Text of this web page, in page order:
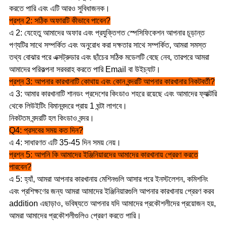
করতে পারি এবং এটি আরও সুবিধাজনক।
প্রশ্ন 2: সঠিক অফারটি কীভাবে পাবেন?
এ 2: যেহেতু আমাদের অফার এবং প্রযুক্তিগত স্পেসিফিকেশন আপনার চূড়ান্ত
পণ্যটির সাথে সম্পর্কিত এবং অনুরোধ করা দক্ষতার সাথে সম্পর্কিত, আমরা সমস্ত
তথ্য বোঝার পরে এক্সট্রুডার এবং ছাঁচের সঠিক মডেলটি বেছে নেব, তারপরে আমরা
আমাদের পরিকল্পনা সরবরাহ করতে পারি Email বা উইচ্যাট।
প্রশ্ন 3: আপনার কারখানাটি কোথায় এবং কোন বন্দরটি আপনার কারখানার নিকটবর্তী?
এ 3: আমার কারখানাটি শানডং প্রদেশের কিংডাও শহরে রয়েছে এবং আমাদের ফ্যাক্টরি
থেকে লিউইটিং বিমানবন্দরে প্রায় 1 ঘন্টা লাগবে।
নিকটতম বন্দরটি হল কিংডাও বন্দর।
Q4: প্রসবের সময় কত দিন?
এ 4: সাধারণত এটি 35-45 দিন সময় নেয়।
প্রশ্ন 5: আপনি কি আমাদের ইঞ্জিনিয়ারদের আমাদের কারখানায় প্রেরণ করতে
পারবেন?
এ 5: হ্যাঁ, আমরা আপনার কারখানায় মেশিনগুলি আসার পরে ইনস্টলেশন, কমিশনিং
এবং প্রশিক্ষণের জন্য আমরা আমাদের ইঞ্জিনিয়ারগুলি আপনার কারখানায় প্রেরণ করব
addition এছাড়াও, ভবিষ্যতে আপনার যদি আমাদের প্রকৌশলীদের প্রয়োজন হয়,
আমরা আমাদের প্রকৌশলীগুলিও প্রেরণ করতে পারি।